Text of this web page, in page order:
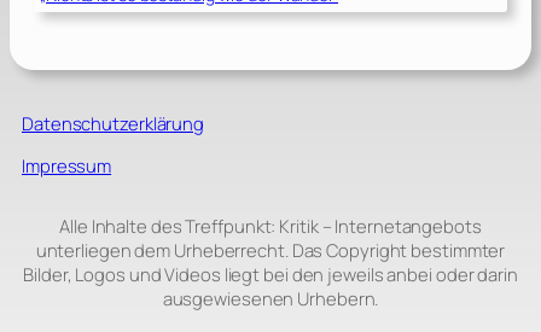
Datenschutzerklärung
Impressum
Alle Inhalte des Treffpunkt: Kritik – Internetangebots
unterliegen dem Urheberrecht. Das Copyright bestimmter
Bilder, Logos und Videos liegt bei den jeweils anbei oder darin
ausgewiesenen Urhebern.